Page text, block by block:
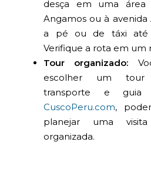
desça em uma área
Angamos ou à
a pé ou de táxi até
Verifique a rota em um
Tour organizado:
escolher um tour
transporte e guia
CuscoPeru.com,
planejar uma
organizada.